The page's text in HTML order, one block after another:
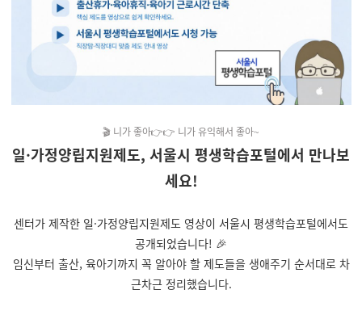
🎬 니가 좋아👉👉 니가 유익해서 좋아~
일·가정양립지원제도, 서울시 평생학습포털에서 만나보
세요!
센터가 제작한 일·가정양립지원제도 영상이 서울시 평생학습포털에서도
공개되었습니다! 🎉
임신부터 출산, 육아기까지 꼭 알아야 할 제도들을 생애주기 순서대로 차
근차근 정리했습니다.